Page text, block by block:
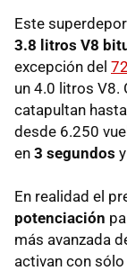
Este
3.8 litros V8
excepción del
un 4.0 litros V8.
catapultan
desde 6.250
en 3 segundos
En realidad el
potenciación
más avanzada
activan con